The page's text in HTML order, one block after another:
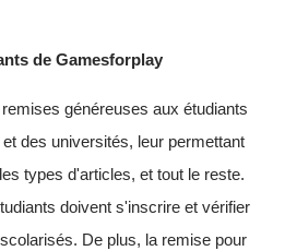
de Gamesforplay
généreuses aux étudiants
des universités, leur permettant
types d'articles, et tout le reste.
doivent s'inscrire et vérifier
De plus, la remise pour